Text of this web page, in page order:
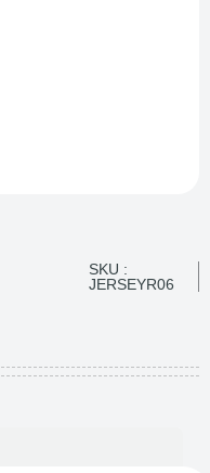
SKU :
JERSEYR06